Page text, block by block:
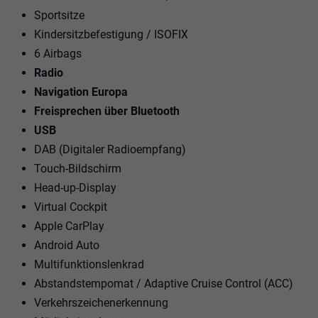
Sportsitze
Kindersitzbefestigung / ISOFIX
6 Airbags
Radio
Navigation Europa
Freisprechen über Bluetooth
USB
DAB (Digitaler Radioempfang)
Touch-Bildschirm
Head-up-Display
Virtual Cockpit
Apple CarPlay
Android Auto
Multifunktionslenkrad
Abstandstempomat / Adaptive Cruise Control (ACC)
Verkehrszeichenerkennung